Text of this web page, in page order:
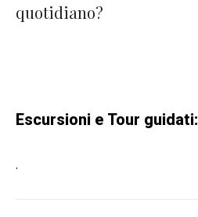
quotidiano?
Escursioni e Tour guidati:
.